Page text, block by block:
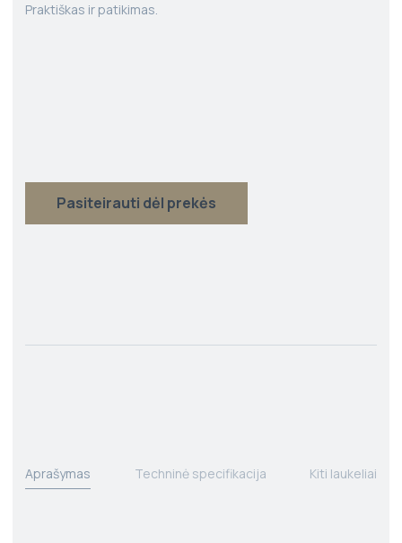
Praktiškas ir patikimas.
Pasiteirauti dėl prekės
Aprašymas Techninė specifikacija Kiti laukeliai